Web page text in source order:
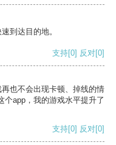
到达目的地。
支持[0] 反对[0]
也不会出现卡顿、掉线的情
个app，我的游戏水平提升了
支持[0] 反对[0]